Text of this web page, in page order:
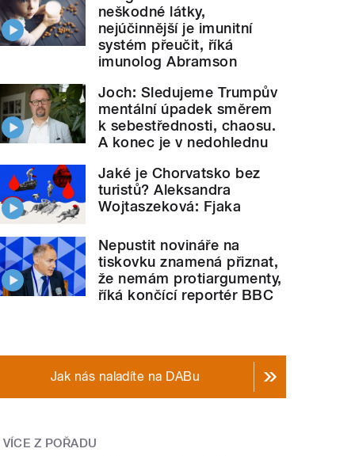
neškodné látky,
nejúčinnější je imunitní
systém přeučit, říká
imunolog Abramson
Joch: Sledujeme Trumpův
mentální úpadek směrem
k sebestřednosti, chaosu.
A konec je v nedohlednu
Jaké je Chorvatsko bez
turistů? Aleksandra
Wojtaszeková: Fjaka
Nepustit novináře na
tiskovku znamená přiznat,
že nemám protiargumenty,
říká končící reportér BBC
Jak nás naladíte na DABu
VÍCE Z POŘADU